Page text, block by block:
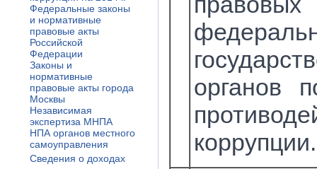
Федеральные законы
и нормативные
правовые акты
Российской
Федерации
Законы и
нормативные
правовые акты города
Москвы
Независимая
экспертиза МНПА
НПА органов местного
самоуправления
Сведения о доходах
органов
коррупции.